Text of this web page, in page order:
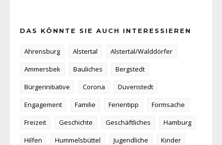
DAS KÖNNTE SIE AUCH INTERESSIEREN
Ahrensburg Alstertal
Alstertal/Walddörfer
Ammersbek
Bauliches
Bergstedt
Bürgerinitiative
Corona
Duvenstedt
Engagement
Familie Ferientipp
Formsache
Freizeit
Geschichte Geschäftliches
Hamburg
Hilfen
Hummelsbüttel Jugendliche
Kinder